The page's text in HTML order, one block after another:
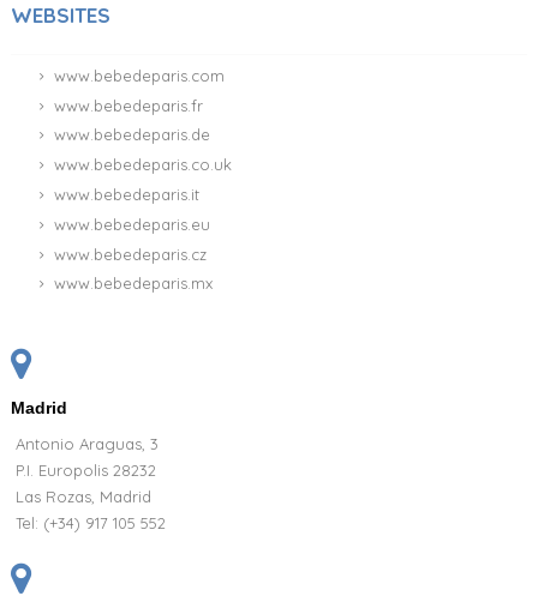
WEBSITES
www.bebedeparis.com
www.bebedeparis.fr
www.bebedeparis.de
www.bebedeparis.co.uk
www.bebedeparis.it
www.bebedeparis.eu
www.bebedeparis.cz
www.bebedeparis.mx
Madrid
Antonio Araguas, 3
P.I. Europolis 28232
Las Rozas, Madrid
Tel: (+34) 917 105 552